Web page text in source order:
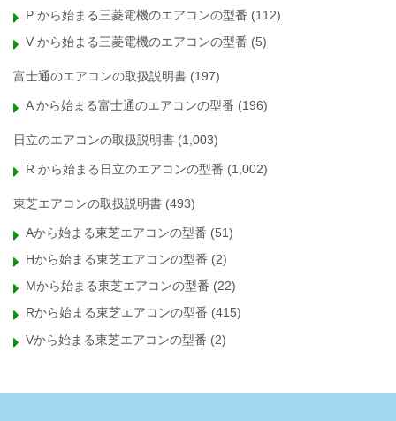
P から始まる三菱電機のエアコンの型番 (112)
V から始まる三菱電機のエアコンの型番 (5)
富士通のエアコンの取扱説明書 (197)
A から始まる富士通のエアコンの型番 (196)
日立のエアコンの取扱説明書 (1,003)
R から始まる日立のエアコンの型番 (1,002)
東芝エアコンの取扱説明書 (493)
Aから始まる東芝エアコンの型番 (51)
Hから始まる東芝エアコンの型番 (2)
Mから始まる東芝エアコンの型番 (22)
Rから始まる東芝エアコンの型番 (415)
Vから始まる東芝エアコンの型番 (2)